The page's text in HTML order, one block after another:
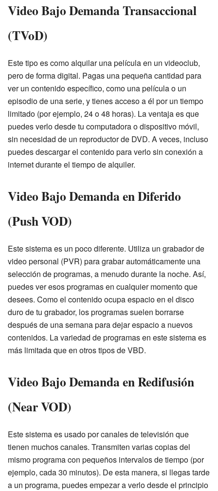
Video Bajo Demanda Transaccional
(TVoD)
Este tipo es como alquilar una película en un videoclub,
pero de forma digital. Pagas una pequeña cantidad para
ver un contenido específico, como una película o un
episodio de una serie, y tienes acceso a él por un tiempo
limitado (por ejemplo, 24 o 48 horas). La ventaja es que
puedes verlo desde tu computadora o dispositivo móvil,
sin necesidad de un reproductor de DVD. A veces, incluso
puedes descargar el contenido para verlo sin conexión a
internet durante el tiempo de alquiler.
Video Bajo Demanda en Diferido
(Push VOD)
Este sistema es un poco diferente. Utiliza un grabador de
video personal (PVR) para grabar automáticamente una
selección de programas, a menudo durante la noche. Así,
puedes ver esos programas en cualquier momento que
desees. Como el contenido ocupa espacio en el disco
duro de tu grabador, los programas suelen borrarse
después de una semana para dejar espacio a nuevos
contenidos. La variedad de programas en este sistema es
más limitada que en otros tipos de VBD.
Video Bajo Demanda en Redifusión
(Near VOD)
Este sistema es usado por canales de televisión que
tienen muchos canales. Transmiten varias copias del
mismo programa con pequeños intervalos de tiempo (por
ejemplo, cada 30 minutos). De esta manera, si llegas tarde
a un programa, puedes empezar a verlo desde el principio